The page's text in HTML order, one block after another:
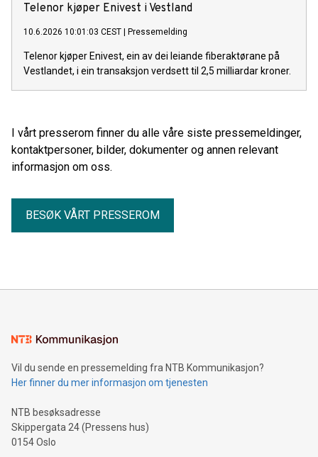
Telenor kjøper Enivest i Vestland
10.6.2026 10:01:03 CEST | Pressemelding
Telenor kjøper Enivest, ein av dei leiande fiberaktørane på
Vestlandet, i ein transaksjon verdsett til 2,5 milliardar kroner.
I vårt presserom finner du alle våre siste pressemeldinger,
kontaktpersoner, bilder, dokumenter og annen relevant
informasjon om oss.
BESØK VÅRT PRESSEROM
Vil du sende en pressemelding fra NTB Kommunikasjon?
Her finner du mer informasjon om tjenesten
NTB besøksadresse
Skippergata 24 (Pressens hus)
0154 Oslo